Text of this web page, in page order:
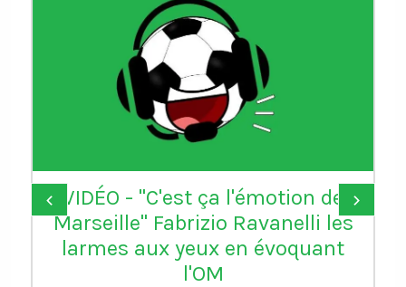
VIDÉO - "C'est ça l'émotion de
Marseille" Fabrizio Ravanelli les
larmes aux yeux en évoquant
l'OM
‹ ›